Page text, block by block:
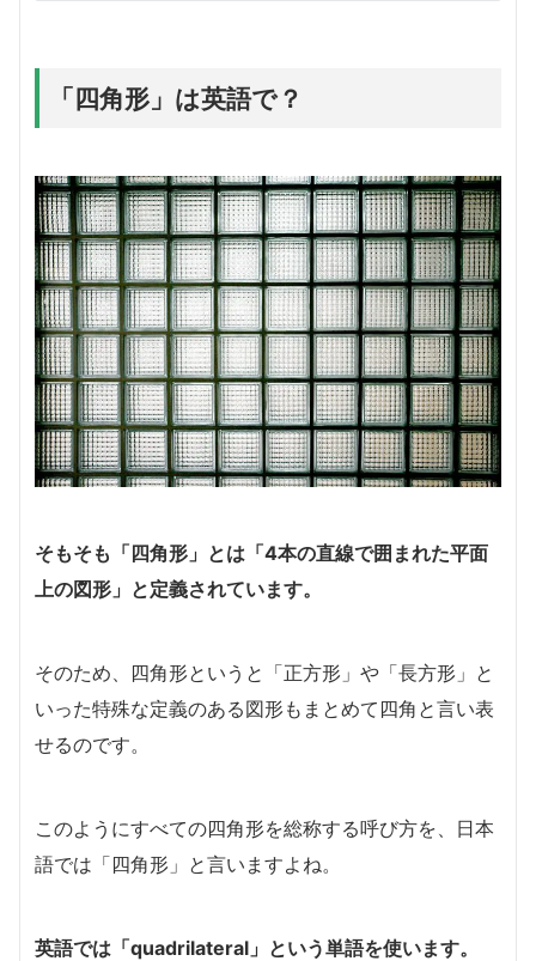
「四角形」は英語で？
そもそも「四角形」とは「4本の直線で囲まれた平面
上の図形」と定義されています。
そのため、四角形というと「正方形」や「長方形」と
いった特殊な定義のある図形もまとめて四角と言い表
せるのです。
このようにすべての四角形を総称する呼び方を、日本
語では「四角形」と言いますよね。
英語では「quadrilateral」という単語を使います。